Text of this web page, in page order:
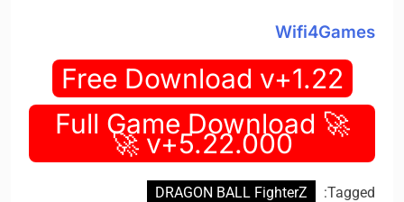
Wifi4Games
Free Download v+1.22
🚀 Full Game Download
v+5.22.000 🚀
Tagged:
DRAGON BALL FighterZ